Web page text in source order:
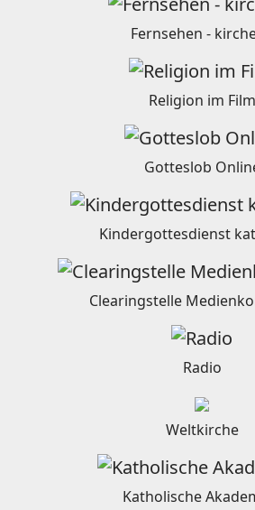
Fernsehen -
Religion im Film
Gotteslob
Kindergottesdienst
Clearingstelle
Radio
Weltkirche
Katholische